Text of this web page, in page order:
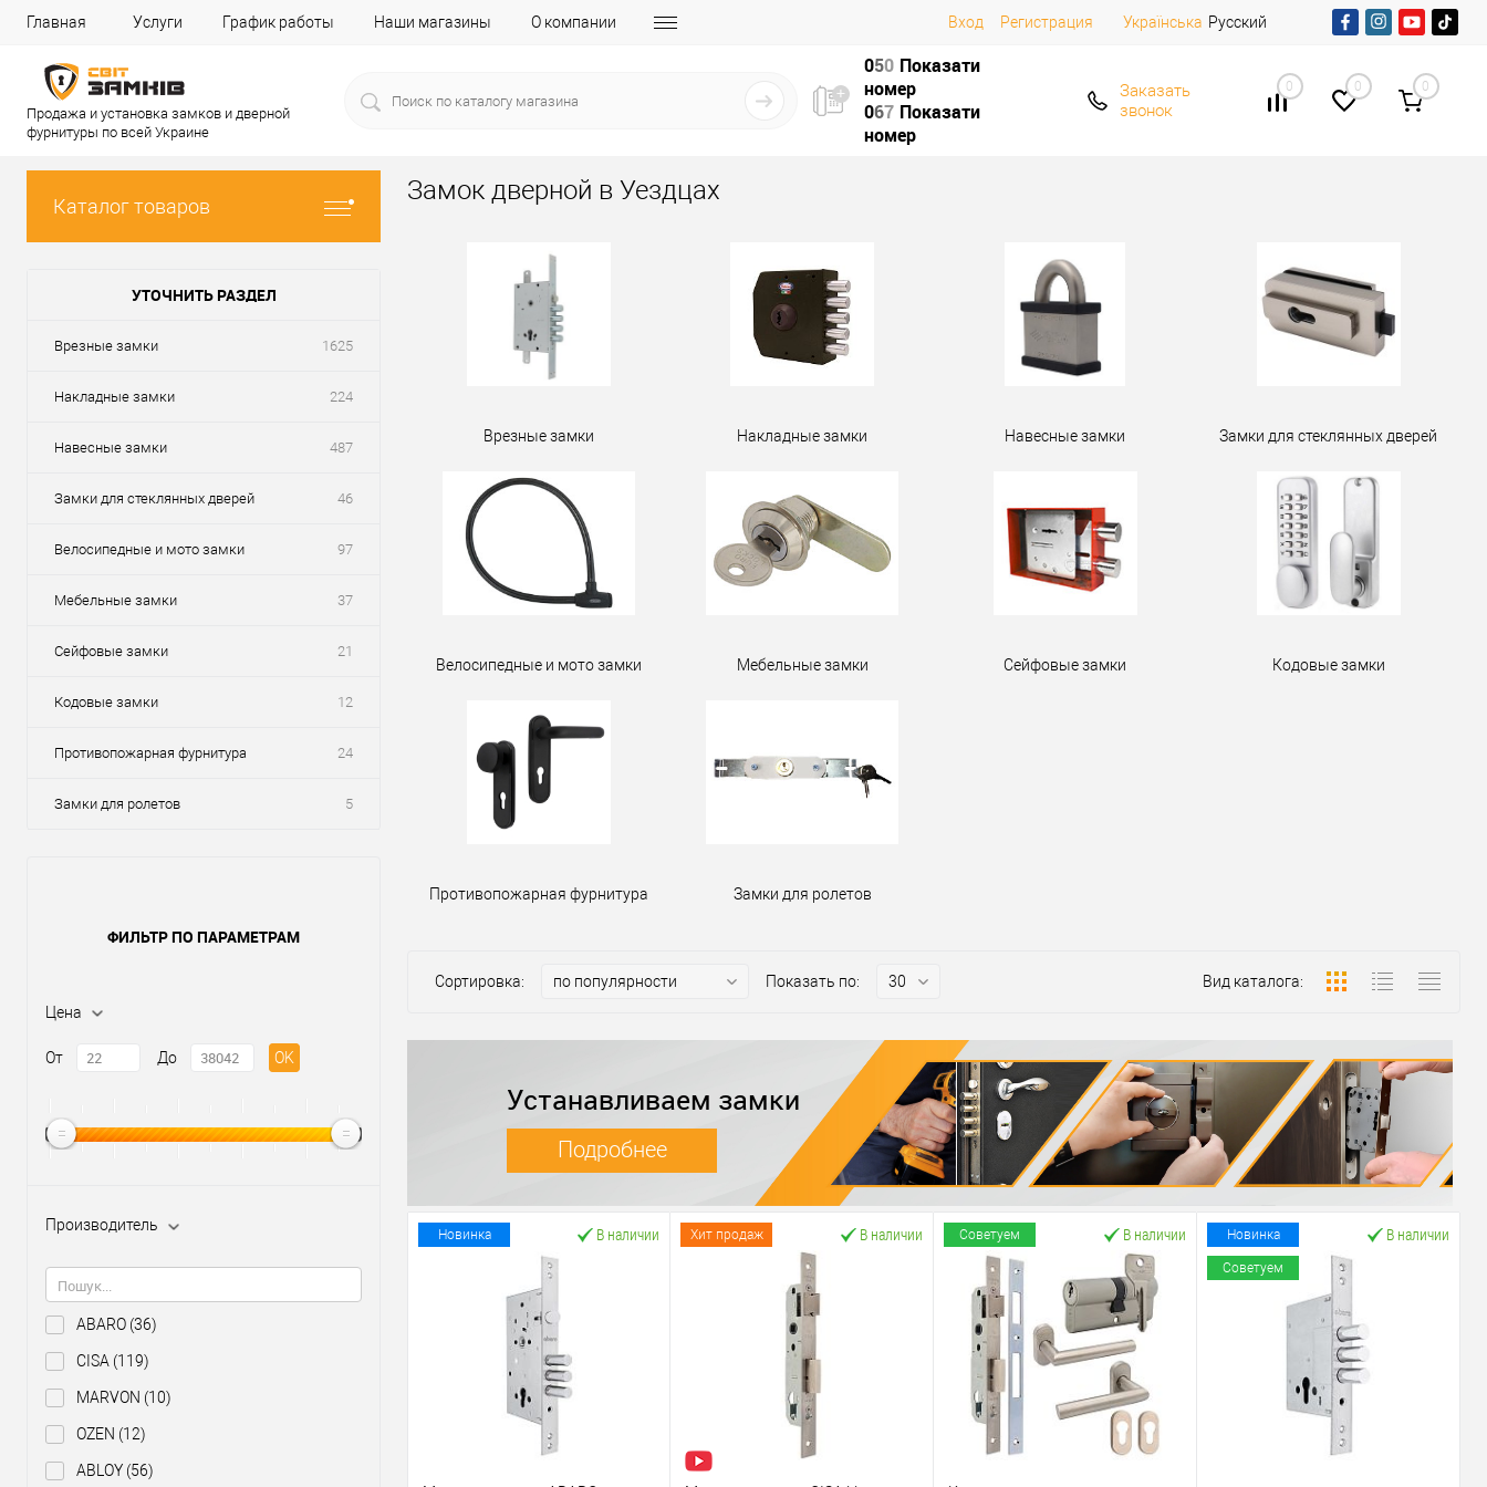
Главная Услуги График работы Наши магазины О компании Вход Регистрация Українська Русский
Продажа и установка замков и дверной
фурнитуры по всей Украине
050 Показати
номер
067 Показати
номер
Заказать
звонок
0 0 0
Каталог товаров
УТОЧНИТЬ РАЗДЕЛ
Врезные замки 1625
Накладные замки 224
Навесные замки 487
Замки для стеклянных дверей 46
Велосипедные и мото замки 97
Мебельные замки 37
Сейфовые замки 21
Кодовые замки 12
Противопожарная фурнитура 24
Замки для ролетов 5
ФИЛЬТР ПО ПАРАМЕТРАМ
Цена
От До OK
Производитель
ABARO (36)
CISA (119)
MARVON (10)
OZEN (12)
ABLOY (56)
Замок дверной в Уездцах
Врезные замки Накладные замки Навесные замки Замки для стеклянных дверей
Велосипедные и мото замки Мебельные замки Сейфовые замки Кодовые замки
Противопожарная фурнитура Замки для ролетов
Сортировка: Показать по: Вид каталога:
Устанавливаем замки
Подробнее
Новинка В наличии Хит продаж В наличии Советуем В наличии Новинка
Советуем
В наличии